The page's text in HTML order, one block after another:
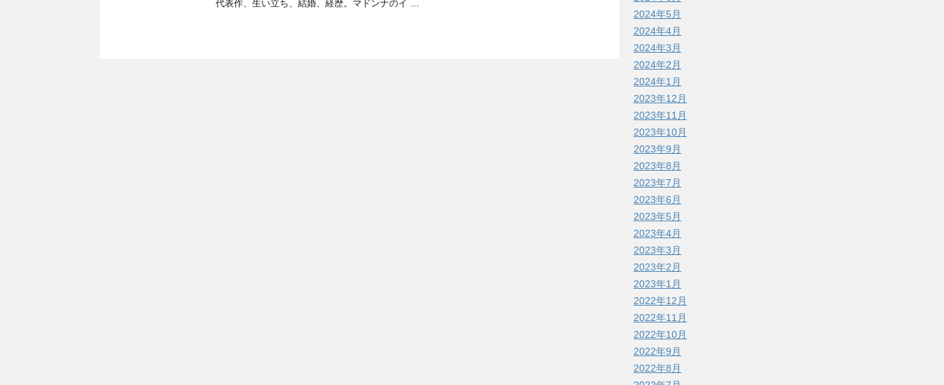
代表作、生い立ち、結婚、経歴。マドンナのイ …
2024年5月
2024年4月
2024年3月
2024年2月
2024年1月
2023年12月
2023年11月
2023年10月
2023年9月
2023年8月
2023年7月
2023年6月
2023年5月
2023年4月
2023年3月
2023年2月
2023年1月
2022年12月
2022年11月
2022年10月
2022年9月
2022年8月